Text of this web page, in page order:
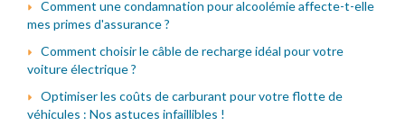
Comment une condamnation pour alcoolémie affecte-t-elle
mes primes d'assurance ?
Comment choisir le câble de recharge idéal pour votre
voiture électrique ?
Optimiser les coûts de carburant pour votre flotte de
véhicules : Nos astuces infaillibles !